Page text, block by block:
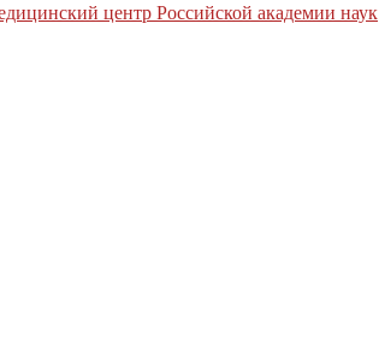
центр Российской академии наук